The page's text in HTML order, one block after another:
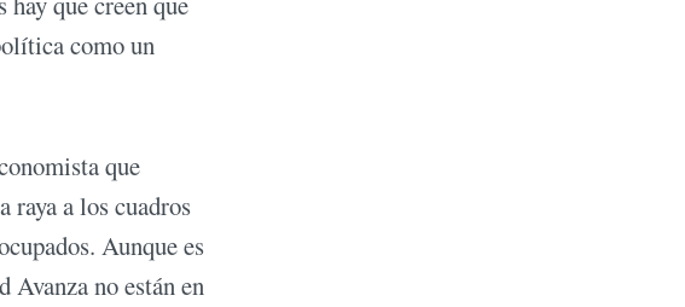
como un
que
a los cuadros
Aunque es
no están en